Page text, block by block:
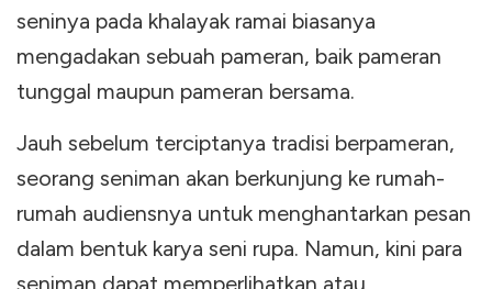
seninya pada khalayak ramai biasanya
mengadakan sebuah pameran, baik pameran
tunggal maupun pameran bersama.
Jauh sebelum terciptanya tradisi berpameran,
seorang seniman akan berkunjung ke rumah-
rumah audiensnya untuk menghantarkan pesan
dalam bentuk karya seni rupa. Namun, kini para
seniman dapat memperlihatkan atau